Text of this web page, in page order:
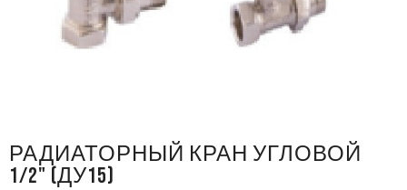
РАДИАТОРНЫЙ КРАН УГЛОВОЙ
1/2" (ДУ15)